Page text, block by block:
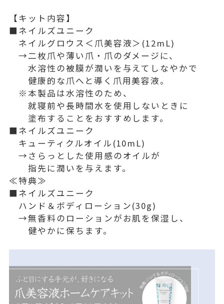
【キット内容】
■ネイルズユニーク
ネイルグロウス＜爪美容液＞(12mL)
→二枚爪や薄い爪・爪のダメージに、
水溶性の被膜が潤いを与えてしなやかで
健康的な爪へと導く爪用美容液。
※本製品は水溶性のため、
就寝前や長時間水を使用しないときに
塗布することをおすすめします。
■ネイルズユニーク
キューティクルオイル(10mL)
→さらっとした使用感のオイルが
指先に潤いを与えます。
≪特典≫
■ネイルズユニーク
ハンド＆ボディローション(30g)
→無香料のローションがお肌を保湿し、
健やかに保ちます。